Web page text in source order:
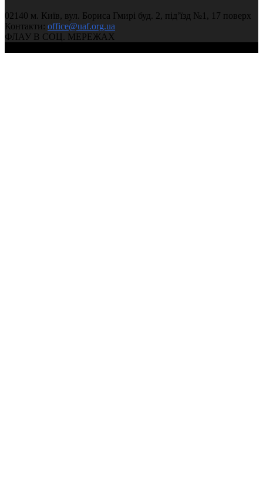
02140 м. Київ, вул. Бориса Гмирі буд. 2, під’їзд №1, 17 поверх
Контакти: office@uaf.org.ua
ФЛАУ В СОЦ. МЕРЕЖАХ